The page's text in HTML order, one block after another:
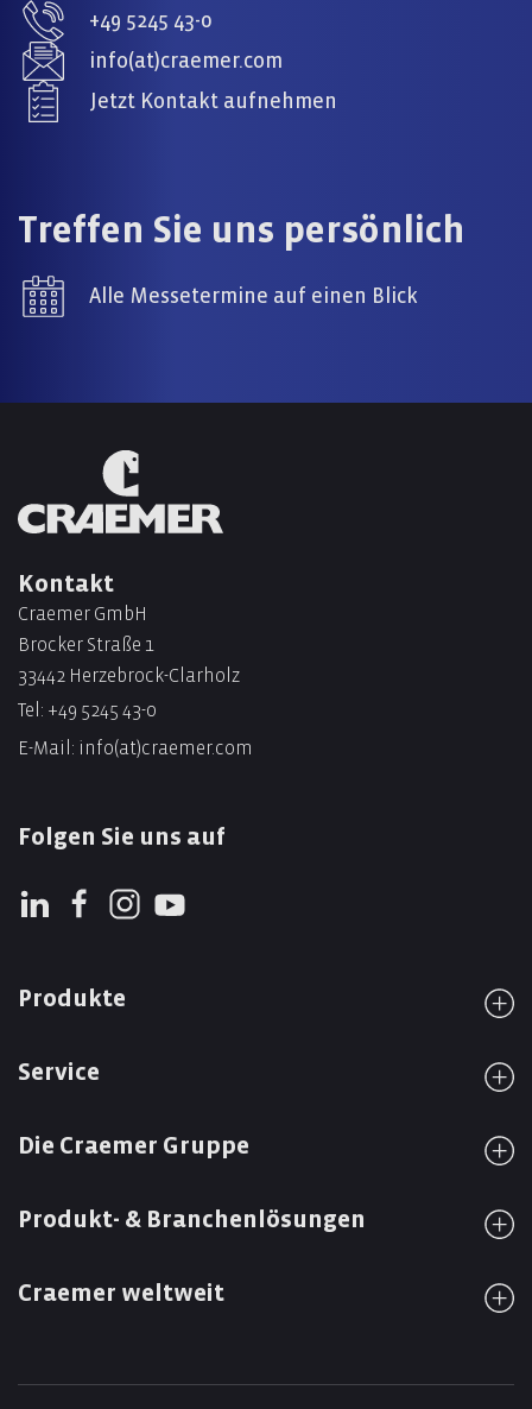
+49 5245 43-0
info(at)craemer.com
Jetzt Kontakt aufnehmen
Treffen Sie uns persönlich
Alle Messetermine auf einen Blick
Kontakt
Craemer GmbH
Brocker Straße 1
33442 Herzebrock-Clarholz
Tel: +49 5245 43-0
E-Mail: info(at)craemer.com
Folgen Sie uns auf
Produkte
Service
Die Craemer Gruppe
Produkt- & Branchenlösungen
Craemer weltweit